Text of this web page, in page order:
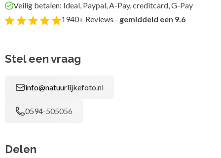
Veilig betalen: Ideal, Paypal, A-Pay, creditcard, G-Pay
1940+ Reviews - gemiddeld een 9.6
Stel een vraag
info@natuurlijkefoto.nl
0594-505056
Delen